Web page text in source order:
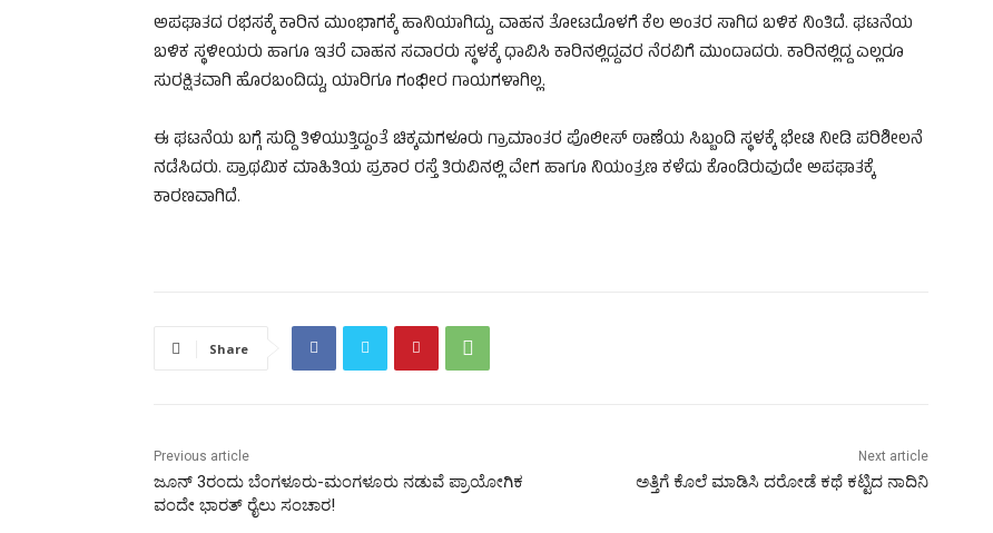
ಅಪಘಾತದ ರಭಸಕ್ಕೆ ಕಾರಿನ ಮುಂಭಾಗಕ್ಕೆ ಹಾನಿಯಾಗಿದ್ದು, ವಾಹನ ತೋಟದೊಳಗೆ ಕೆಲ ಅಂತರ ಸಾಗಿದ ಬಳಿಕ ನಿಂತಿದೆ. ಘಟನೆಯ
ಬಳಿಕ ಸ್ಥಳೀಯರು ಹಾಗೂ ಇತರೆ ವಾಹನ ಸವಾರರು ಸ್ಥಳಕ್ಕೆ ಧಾವಿಸಿ ಕಾರಿನಲ್ಲಿದ್ದವರ ನೆರವಿಗೆ ಮುಂದಾದರು. ಕಾರಿನಲ್ಲಿದ್ದ ಎಲ್ಲರೂ
ಸುರಕ್ಷಿತವಾಗಿ ಹೊರಬಂದಿದ್ದು, ಯಾರಿಗೂ ಗಂಭೀರ ಗಾಯಗಳಾಗಿಲ್ಲ.
ಈ ಘಟನೆಯ ಬಗ್ಗೆ ಸುದ್ದಿ ತಿಳಿಯುತ್ತಿದ್ದಂತೆ ಚಿಕ್ಕಮಗಳೂರು ಗ್ರಾಮಾಂತರ ಪೊಲೀಸ್ ಠಾಣೆಯ ಸಿಬ್ಬಂದಿ ಸ್ಥಳಕ್ಕೆ ಭೇಟಿ ನೀಡಿ ಪರಿಶೀಲನೆ
ನಡೆಸಿದರು. ಪ್ರಾಥಮಿಕ ಮಾಹಿತಿಯ ಪ್ರಕಾರ ರಸ್ತೆ ತಿರುವಿನಲ್ಲಿ ವೇಗ ಹಾಗೂ ನಿಯಂತ್ರಣ ಕಳೆದು ಕೊಂಡಿರುವುದೇ ಅಪಘಾತಕ್ಕೆ
ಕಾರಣವಾಗಿದೆ.
Share
Previous article
ಜೂನ್‌ 3ರಂದು ಬೆಂಗಳೂರು-ಮಂಗಳೂರು ನಡುವೆ ಪ್ರಾಯೋಗಿಕ
ವಂದೇ ಭಾರತ್‌ ರೈಲು ಸಂಚಾರ!
Next article
ಅತ್ತಿಗೆ ಕೊಲೆ ಮಾಡಿಸಿ ದರೋಡೆ ಕಥೆ ಕಟ್ಟಿದ ನಾದಿನಿ